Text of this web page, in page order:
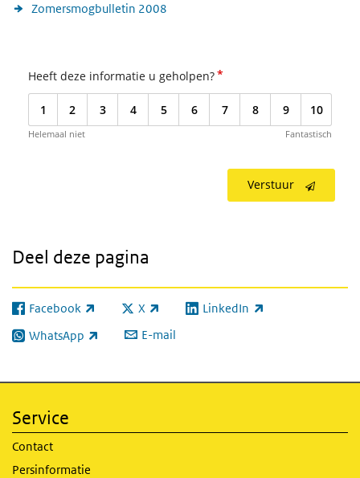
Zomersmogbulletin 2008
Heeft deze informatie u geholpen?*
1 2 3 4 5 6 7 8 9 10
Helemaal niet Fantastisch
Verstuur
Deel deze pagina
Facebook
(externe link) X
(externe link) LinkedIn
(externe link)
WhatsApp
(externe link) E-mail
Service
Contact
Persinformatie